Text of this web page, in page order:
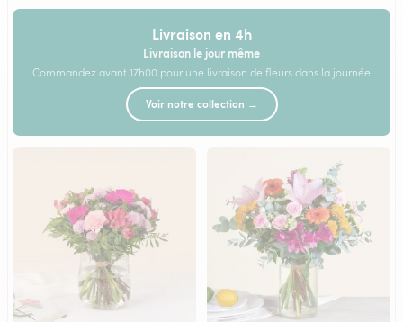
Livraison en 4h
Livraison le jour même
Commandez avant 17h00 pour une livraison de fleurs dans la journée
Voir notre collection →